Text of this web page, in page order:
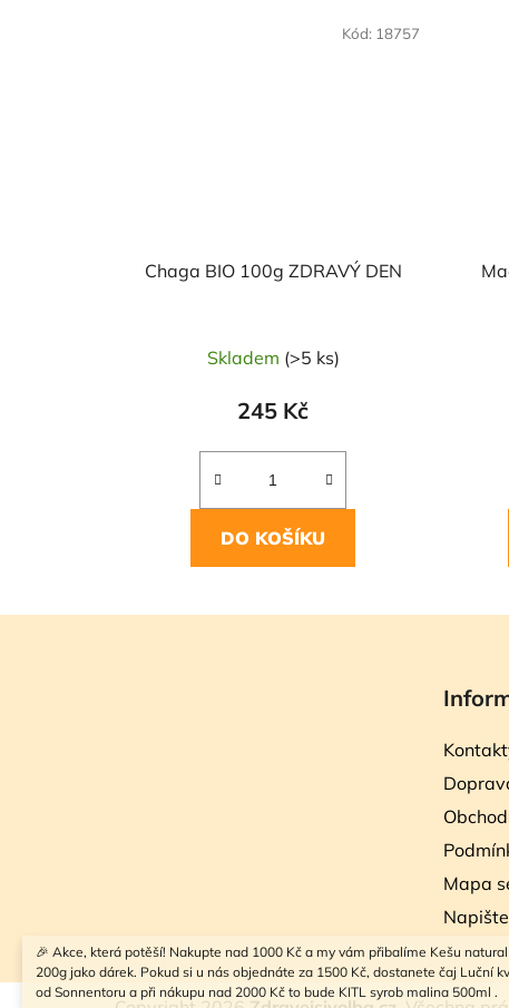
🎉 Akce, která potěší! Nakupte nad 1000 Kč a my vám přibalíme Kešu natural
200g jako dárek. Pokud si u nás objednáte za 1500 Kč, dostanete čaj Luční
od Sonnentoru a při nákupu nad 2000 Kč to bude KITL syrob malina 500ml .
Chaga BIO 100g ZDRAVÝ DEN
Skladem (>5 ks)
245 Kč
DO KOŠÍKU
Kód: 18757
Mapa